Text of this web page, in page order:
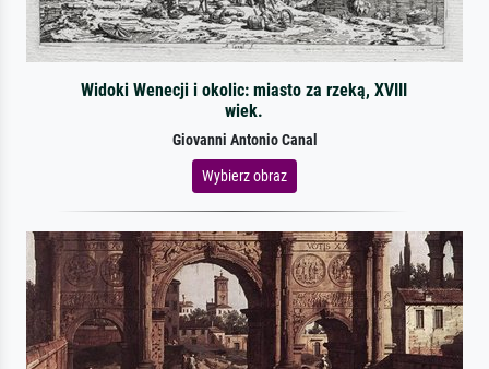
Widoki Wenecji i okolic: miasto za rzeką, XVIII
wiek.
Giovanni Antonio Canal
Wybierz obraz